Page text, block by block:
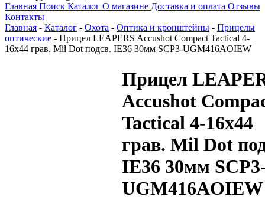
Главная Поиск Каталог О магазине Доставка и оплата Отзывы
Контакты
Главная - Каталог - Охота - Оптика и кронштейны - Прицелы
оптические - Прицел LEAPERS Accushot Compact Tactical 4-
16х44 грав. Mil Dot подсв. IE36 30мм SCP3-UGM416AOIEW
Прицел
Accushot
Tactical 4-16х44
грав. Mil Dot
IE36 30мм
UGM416AOIEW